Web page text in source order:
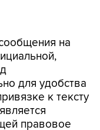
на
для удобства
к тексту
правовое